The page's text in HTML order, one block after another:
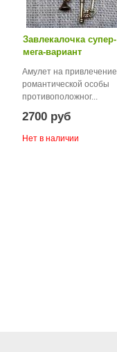
Завлекалочка супер-
мега-вариант
Амулет на привлечение
романтической особы
противоположног...
2700 руб
Нет в наличии